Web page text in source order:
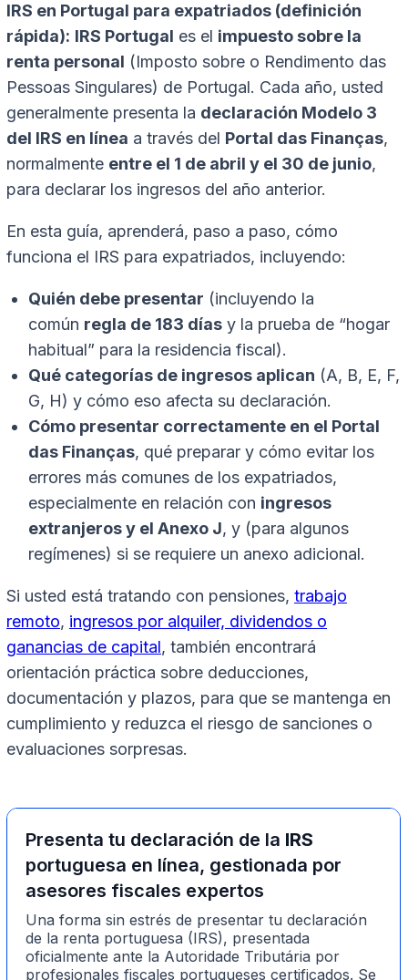
IRS en Portugal para expatriados (definición
rápida): IRS Portugal es el impuesto sobre la
renta personal (Imposto sobre o Rendimento das
Pessoas Singulares) de Portugal. Cada año, usted
generalmente presenta la declaración Modelo 3
del IRS en línea a través del Portal das Finanças,
normalmente entre el 1 de abril y el 30 de junio,
para declarar los ingresos del año anterior.
En esta guía, aprenderá, paso a paso, cómo
funciona el IRS para expatriados, incluyendo:
Quién debe presentar (incluyendo la
común regla de 183 días y la prueba de “hogar
habitual” para la residencia fiscal).
Qué categorías de ingresos aplican (A, B, E, F,
G, H) y cómo eso afecta su declaración.
Cómo presentar correctamente en el Portal
das Finanças, qué preparar y cómo evitar los
errores más comunes de los expatriados,
especialmente en relación con ingresos
extranjeros y el Anexo J, y (para algunos
regímenes) si se requiere un anexo adicional.
Si usted está tratando con pensiones, trabajo
remoto, ingresos por alquiler, dividendos o
ganancias de capital, también encontrará
orientación práctica sobre deducciones,
documentación y plazos, para que se mantenga en
cumplimiento y reduzca el riesgo de sanciones o
evaluaciones sorpresas.
Presenta tu declaración de la IRS
portuguesa en línea, gestionada por
asesores fiscales expertos
Una forma sin estrés de presentar tu declaración
de la renta portuguesa (IRS), presentada
oficialmente ante la Autoridade Tributária por
profesionales fiscales portugueses certificados. Se